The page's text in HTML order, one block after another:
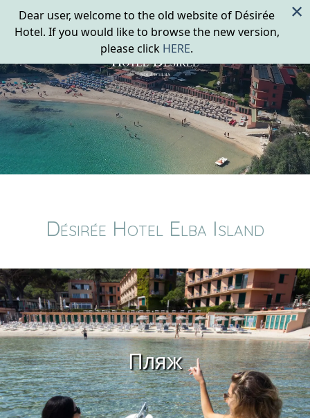
Désirée Hotel Elba Island
Пляж
Dear user, welcome to the old website of Désirée
Hotel. If you would like to browse the new version,
please click HERE.
×